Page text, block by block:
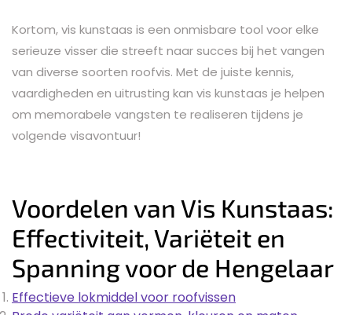
Kortom, vis kunstaas is een onmisbare tool voor elke
serieuze visser die streeft naar succes bij het vangen
van diverse soorten roofvis. Met de juiste kennis,
vaardigheden en uitrusting kan vis kunstaas je helpen
om memorabele vangsten te realiseren tijdens je
volgende visavontuur!
Voordelen van Vis Kunstaas:
Effectiviteit, Variëteit en
Spanning voor de Hengelaar
Effectieve lokmiddel voor roofvissen